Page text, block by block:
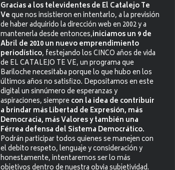
Gracias a los televidentes de El Catalejo Te
Veque nos insistieron en intentarlo, a la previsión
de haber adquirido la dirección web en 2002 y a
mantenerla desde entonces,iniciamos un 9 de
Abril de 2010 un nuevo emprendimiento
periodístico, festejando los CINCO años de vida
de EL CATALEJO TE VE, un programa que
Bariloche necesitaba porque lo que hubo en los
últimos años no satisfizo. Depositamos en este
digital un sinnúmero de esperanzas y
aspiraciones, siemprecon la idea de contribuir
a brindar más Libertad de Expresión, más
Democracia, más Valores y también una
Férrea defensa del Sistema Democrático.
Podrán participar todos quienes se manejen con
el debito respeto, lenguaje y consideración y
honestamente, intentaremos ser lo más